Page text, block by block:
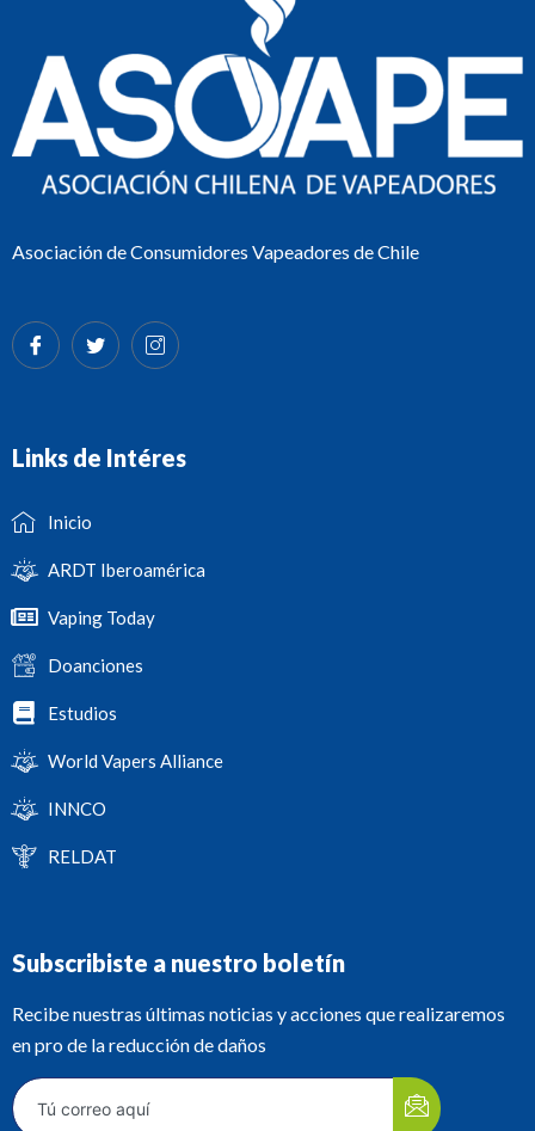
Asociación de Consumidores Vapeadores de Chile
Links de Intéres
Inicio
ARDT Iberoamérica
Vaping Today
Doanciones
Estudios
World Vapers Alliance
INNCO
RELDAT
Subscribiste a nuestro boletín
Recibe nuestras últimas noticias y acciones que realizaremos
en pro de la reducción de daños